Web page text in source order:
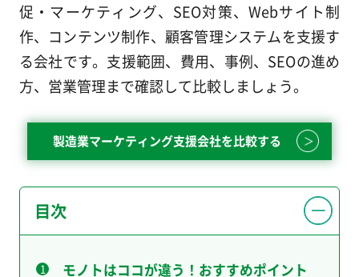
促・マーケティング、SEO対策、Webサイト制
作、コンテンツ制作、顧客管理システムを支援す
る会社です。支援範囲、費用、事例、SEOの進め
方、営業管理まで確認して比較しましょう。
製造業マーケティング支援会社を比較する
目次
モノトはココが違う！おすすめポイント